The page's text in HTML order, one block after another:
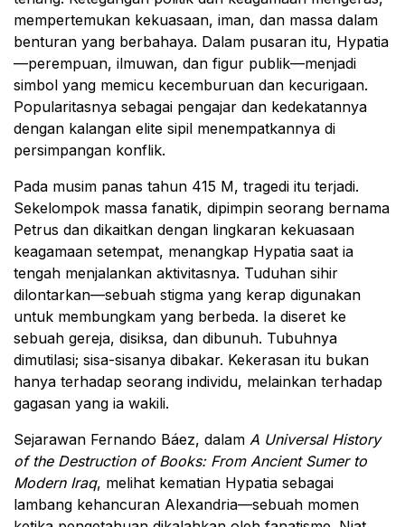
mempertemukan kekuasaan, iman, dan massa dalam
benturan yang berbahaya. Dalam pusaran itu, Hypatia
—perempuan, ilmuwan, dan figur publik—menjadi
simbol yang memicu kecemburuan dan kecurigaan.
Popularitasnya sebagai pengajar dan kedekatannya
dengan kalangan elite sipil menempatkannya di
persimpangan konflik.
Pada musim panas tahun 415 M, tragedi itu terjadi.
Sekelompok massa fanatik, dipimpin seorang bernama
Petrus dan dikaitkan dengan lingkaran kekuasaan
keagamaan setempat, menangkap Hypatia saat ia
tengah menjalankan aktivitasnya. Tuduhan sihir
dilontarkan—sebuah stigma yang kerap digunakan
untuk membungkam yang berbeda. Ia diseret ke
sebuah gereja, disiksa, dan dibunuh. Tubuhnya
dimutilasi; sisa-sisanya dibakar. Kekerasan itu bukan
hanya terhadap seorang individu, melainkan terhadap
gagasan yang ia wakili.
Sejarawan Fernando Báez, dalam A Universal History
of the Destruction of Books: From Ancient Sumer to
Modern Iraq, melihat kematian Hypatia sebagai
lambang kehancuran Alexandria—sebuah momen